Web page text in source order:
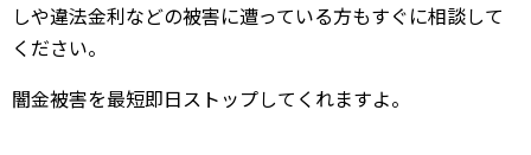
しや違法金利などの被害に遭っている方もすぐに相談して
ください。
闇金被害を最短即日ストップしてくれますよ。